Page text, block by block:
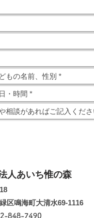
人あいち惟の森
区鳴海町大清水69-1116
848-7490